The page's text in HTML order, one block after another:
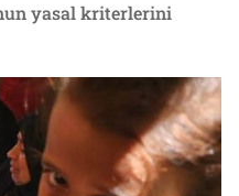
yasal kriterlerini